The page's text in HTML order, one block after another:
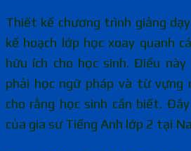
Thiết kế chương trình giảng
kế hoạch lớp học xoay quanh
hữu ích cho học sinh. Điều
phải học ngữ pháp và từ vựng
cho rằng học sinh cần biết.
của gia sư Tiếng Anh lớp 2 tại